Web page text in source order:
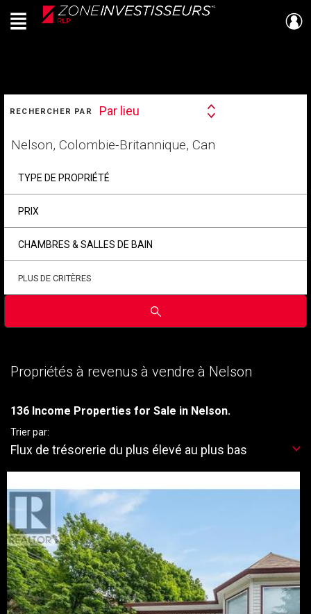
Live
En Direct
Menu
RECHERCHER PAR
Search
Par lieu
votre
TYPE DE PROPRIÉTÉ
PRIX
CHAMBRES & SALLES DE BAIN
PLUS DE CRITÈRES
Soumettre
Propriétés à revenus à vendre à Nelson
136 Income Properties for Sale in Nelson.
Trier par:
Flux de trésorerie du plus élevé au plus bas